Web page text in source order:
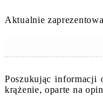
Aktualnie
Poszukując informacji
krążenie, oparte na